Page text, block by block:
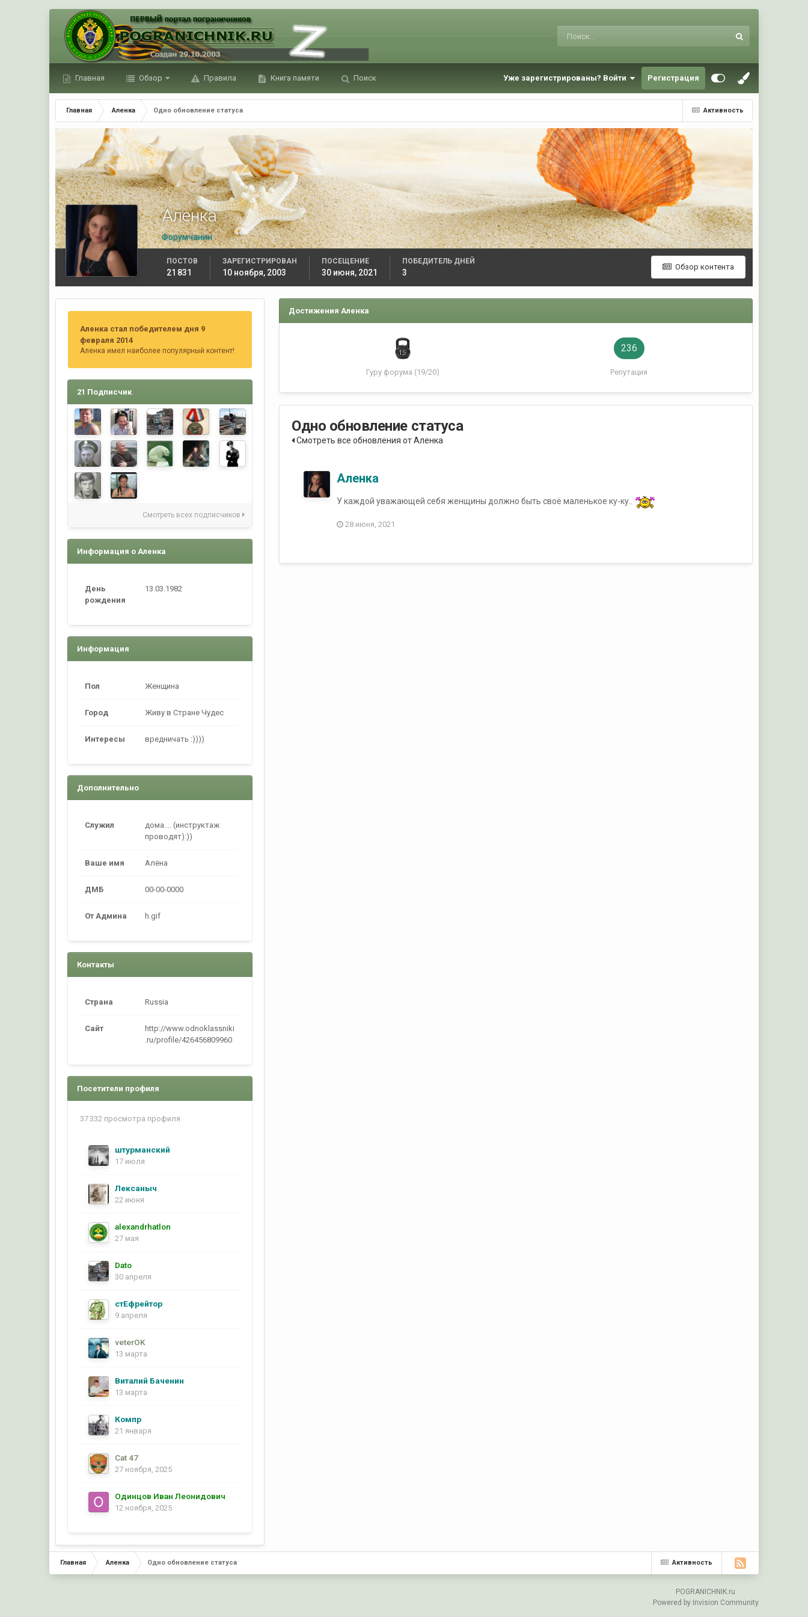
Главная Обзор Правила Книга памяти Поиск Уже зарегистрированы? Войти Регистрация
Активность
Главная Аленка Одно обновление статуса
Аленка
Форумчанин
Обзор контента
ПОСТОВ
21 831
ЗАРЕГИСТРИРОВАН
10 ноября, 2003
ПОСЕЩЕНИЕ
30 июня, 2021
ПОБЕДИТЕЛЬ ДНЕЙ
3
Аленка стал победителем дня 9
февраля 2014
Аленка имел наиболее популярный контент!
21 Подписчик
Смотреть всех подписчиков
Информация о Аленка
День
рождения
13.03.1982
Информация
Пол Женщина
Город Живу в Стране Чудес
Интересы вредничать :))))
Дополнительно
Служил
дома.... (инструктаж
проводят):))
Ваше имя Алёна
ДМБ 00-00-0000
От Админа h.gif
Контакты
Страна Russia
Сайт
http://www.odnoklassniki
.ru/profile/426456809960
Посетители профиля
37 332 просмотра профиля
штурманский
17 июля
Лексаныч
22 июня
alexandrhatlon
27 мая
Dato
30 апреля
стЕфрейтор
9 апреля
veterOK
13 марта
Виталий Баченин
13 марта
Компр
21 января
Cat 47
27 ноября, 2025
Одинцов Иван Леонидович
12 ноября, 2025
Достижения Аленка
Гуру форума (19/20)
236
Репутация
Одно обновление статуса
Смотреть все обновления от Аленка
Аленка
У каждой уважающей себя женщины должно быть своё маленькое ку-ку..
28 июня, 2021
Активность
Главная Аленка Одно обновление статуса
POGRANICHNIK.ru
Powered by Invision Community